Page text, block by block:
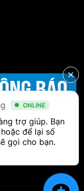
ONLINE
trợ giúp. Bạn
để lại số
gọi cho bạn.